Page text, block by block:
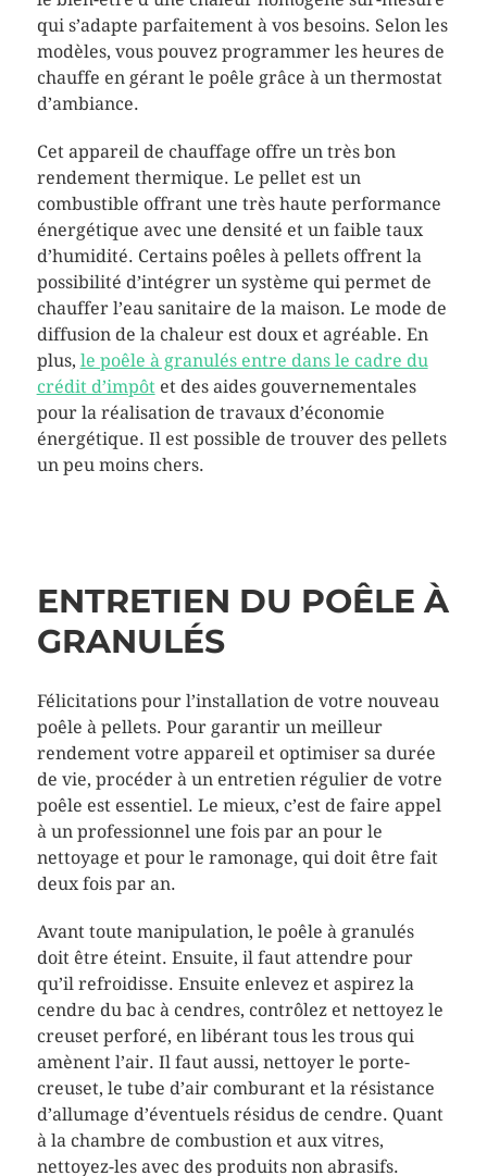
qui s’adapte parfaitement à vos besoins. Selon les
modèles, vous pouvez programmer les heures de
chauffe en gérant le poêle grâce à un thermostat
d’ambiance.
Cet appareil de chauffage offre un très bon
rendement thermique. Le pellet est un
combustible offrant une très haute performance
énergétique avec une densité et un faible taux
d’humidité. Certains poêles à pellets offrent la
possibilité d’intégrer un système qui permet de
chauffer l’eau sanitaire de la maison. Le mode de
diffusion de la chaleur est doux et agréable. En
plus, le poêle à granulés entre dans le cadre du
crédit d’impôtet des aides gouvernementales
pour la réalisation de travaux d’économie
énergétique. Il est possible de trouver des pellets
un peu moins chers.
ENTRETIEN DU POÊLE À
GRANULÉS
Félicitations pour l’installation de votre nouveau
poêle à pellets. Pour garantir un meilleur
rendement votre appareil et optimiser sa durée
de vie, procéder à un entretien régulier de votre
poêle est essentiel. Le mieux, c’est de faire appel
à un professionnel une fois par an pour le
nettoyage et pour le ramonage, qui doit être fait
deux fois par an.
Avant toute manipulation, le poêle à granulés
doit être éteint. Ensuite, il faut attendre pour
qu’il refroidisse. Ensuite enlevez et aspirez la
cendre du bac à cendres, contrôlez et nettoyez le
creuset perforé, en libérant tous les trous qui
amènent l’air. Il faut aussi, nettoyer le porte-
creuset, le tube d’air comburant et la résistance
d’allumage d’éventuels résidus de cendre. Quant
à la chambre de combustion et aux vitres,
nettoyez-les avec des produits non abrasifs.